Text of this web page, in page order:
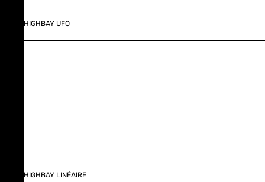
HIGHBAY UFO
HIGHBAY LINÉAIRE